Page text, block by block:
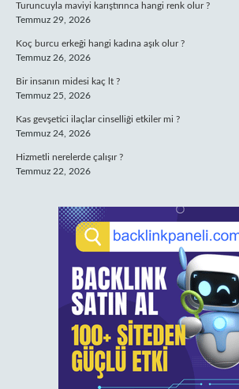
Turuncuyla maviyi karıştırınca hangi renk olur ?
Temmuz 29, 2026
Koç burcu erkeği hangi kadına aşık olur ?
Temmuz 26, 2026
Bir insanın midesi kaç lt ?
Temmuz 25, 2026
Kas gevşetici ilaçlar cinselliği etkiler mi ?
Temmuz 24, 2026
Hizmetli nerelerde çalışır ?
Temmuz 22, 2026